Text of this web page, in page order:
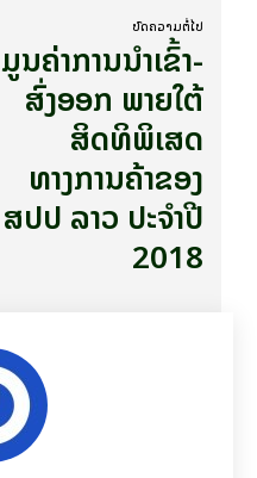
ບົດ​ຄວາມ​ຕໍ່​ໄປ
ມູນຄ່າການນໍາເຂົ້າ-
ສົ່ງອອກ ພາຍໃຕ້
ສິດທິພິເສດ
ທາງການຄ້າຂອງ
ສປປ ລາວ ປະຈຳປີ
2018